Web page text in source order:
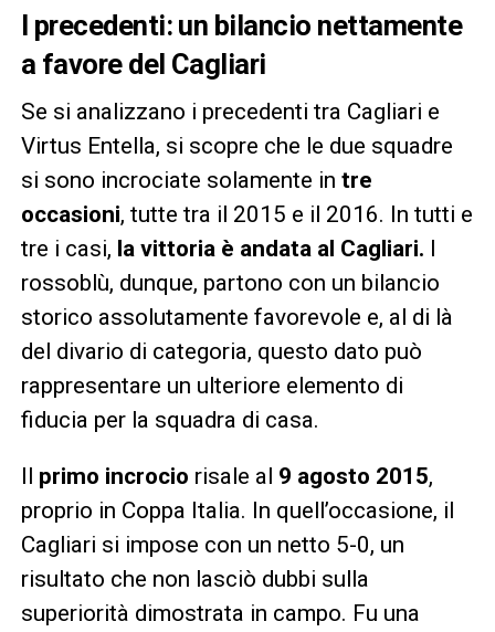
I precedenti: un bilancio nettamente
a favore del Cagliari
Se si analizzano i precedenti tra Cagliari e
Virtus Entella, si scopre che le due squadre
si sono incrociate solamente in tre
occasioni, tutte tra il 2015 e il 2016. In tutti e
tre i casi, la vittoria è andata al Cagliari. I
rossoblù, dunque, partono con un bilancio
storico assolutamente favorevole e, al di là
del divario di categoria, questo dato può
rappresentare un ulteriore elemento di
fiducia per la squadra di casa.
Il primo incrocio risale al 9 agosto 2015,
proprio in Coppa Italia. In quell’occasione, il
Cagliari si impose con un netto 5-0, un
risultato che non lasciò dubbi sulla
superiorità dimostrata in campo. Fu una